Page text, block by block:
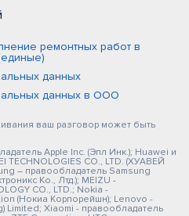
ремонтных работ в
данных
данных в ООО
ваш разговор может быть
Apple Inc. (Эпл Инк.); Huawei и
TECHNOLOGIES CO., LTD. (ХУАВЕЙ
– правообладатель Samsung
Ко., Лтд.); MEIZU -
CO., LTD.; Nokia -
(Нокиа Корпорейшн); Lenovo -
Limited; Xiaomi - правообладатель